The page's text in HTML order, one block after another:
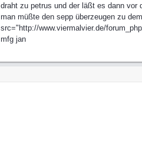
draht zu petrus und der läßt es dann vor
man müßte den sepp überzeugen zu
src="http://www.viermalvier.de/
mfg jan